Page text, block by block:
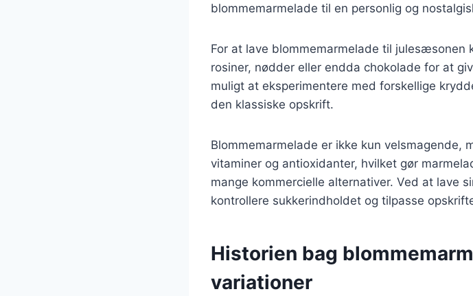
blommemarmelade til en personlig og
For at lave blommemarmelade til julesæsonen
rosiner, nødder eller endda chokolade for at
muligt at eksperimentere med forskellige
den klassiske opskrift.
Blommemarmelade er ikke kun velsmagende,
vitaminer og antioxidanter, hvilket gør
mange kommercielle alternativer. Ved at lave
kontrollere sukkerindholdet og tilpasse
Historien bag
variationer